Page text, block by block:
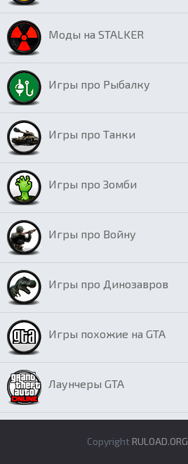
Моды на STALKER
Игры про Рыбалку
Игры про Танки
Игры про Зомби
Игры про Войну
Игры про Динозавров
Игры похожие на GTA
Лаунчеры GTA
Copyright RULOAD.ORG